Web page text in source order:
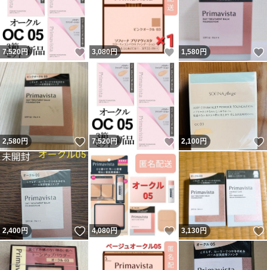
7,520円 いいね！
3,080円 いいね！
1,580円
2,580円 いいね！
7,520円 いいね！
2,100円
2,400円 いいね！
4,080円 いいね！
3,130円